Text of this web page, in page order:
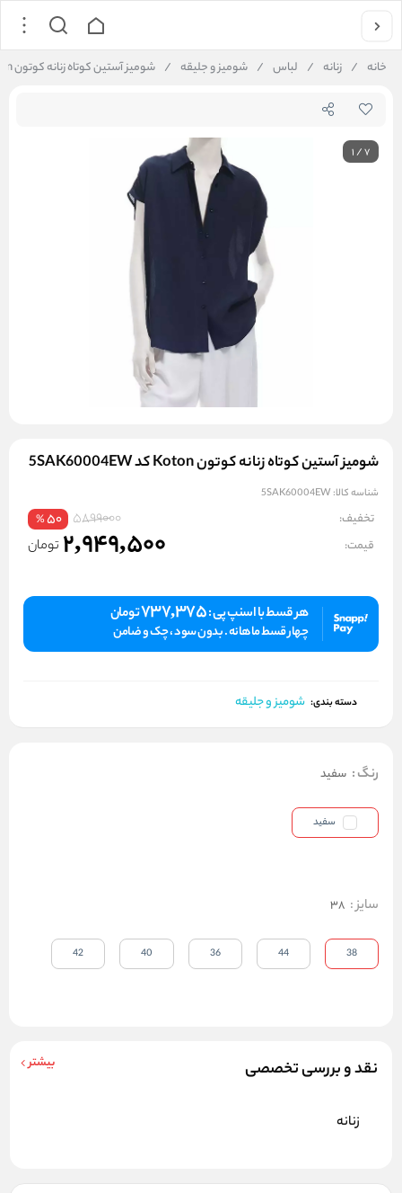
خانه / زنانه / لباس / شومیز و جلیقه / شومیز آستين كوتاه زنانه کوتون Koton کد 5SAK60004EW
1/7
شومیز آستين كوتاه زنانه کوتون Koton کد 5SAK60004EW
شناسه کالا: 5SAK60004EW
تخفیف: 5899000
50
%
قیمت: 2,949,500 تومان
هر قسط با اسنپ پی :737,375تومان
چهار قسط ماهانه . بدون سود ، چک و ضامن
دسته بندی: شومیز و جلیقه
نقد و بررسی تخصصی بیشتر
زنانه
رنگ: سفید
سفید
سایز:
38
38
44
36
40
42